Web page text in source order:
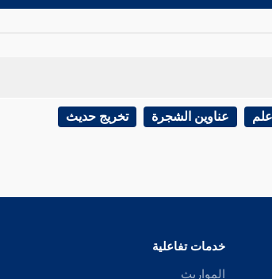
عناوين الشجرة تخريج حديث
خدمات تفاعلية
المواريث